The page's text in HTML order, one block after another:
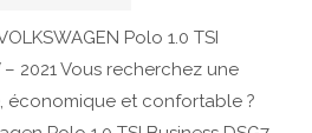
Polo 1.0 TSI
– 2021 Vous recherchez une
économique et confortable ?